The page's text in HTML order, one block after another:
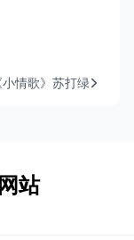
情歌》苏打绿
站